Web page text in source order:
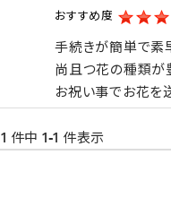
おすすめ度
手続きが簡単で素
尚且つ花の種類が
お祝い事でお花を
1 件中 1-1 件表示